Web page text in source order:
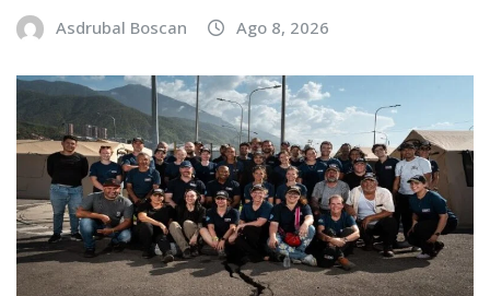
Asdrubal Boscan Ago 8, 2026